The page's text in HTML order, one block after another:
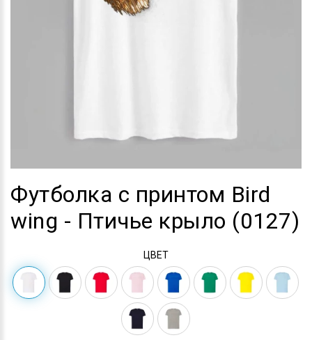
Футболка с принтом Bird
wing - Птичье крыло (0127)
ЦВЕТ